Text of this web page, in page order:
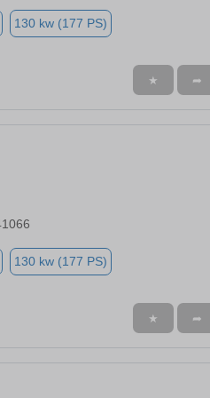
130 kw (177 PS)
★ ➦
130 kw (177 PS)
★ ➦